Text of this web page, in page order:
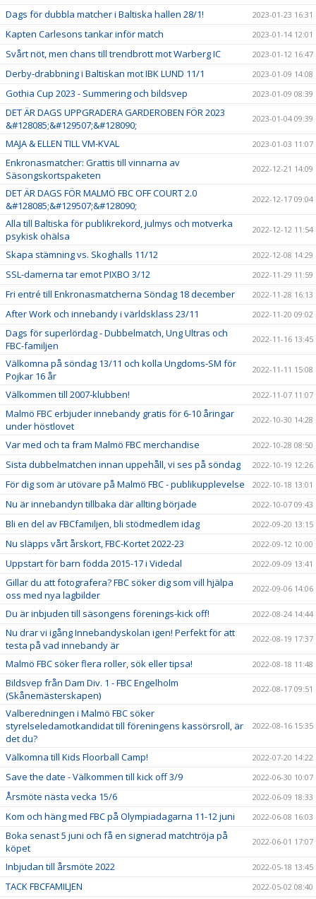
Dags för dubbla matcher i Baltiska hallen 28/1! 2023-01-23 16:31
Kapten Carlesons tankar inför match 2023-01-14 12:01
Svårt nöt, men chans till trendbrott mot Warberg IC 2023-01-12 16:47
Derby-drabbning i Baltiskan mot IBK LUND 11/1 2023-01-09 14:08
Gothia Cup 2023 - Summering och bildsvep 2023-01-09 08:39
DET ÄR DAGS UPPGRADERA GARDEROBEN FÖR 2023
&#128085;&#129507;&#128090;
2023-01-04 09:39
MAJA & ELLEN TILL VM-KVAL 2023-01-03 11:07
Enkronasmatcher: Grattis till vinnarna av
Säsongskortspaketen
2022-12-21 14:09
DET ÄR DAGS FÖR MALMÖ FBC OFF COURT 2.0
&#128085;&#129507;&#128090;
2022-12-17 09:04
Alla till Baltiska för publikrekord, julmys och motverka
psykisk ohälsa
2022-12-12 11:54
Skapa stämning vs. Skoghalls 11/12 2022-12-08 14:29
SSL-damerna tar emot PIXBO 3/12 2022-11-29 11:59
Fri entré till Enkronasmatcherna Söndag 18 december 2022-11-28 16:13
After Work och innebandy i världsklass 23/11 2022-11-20 09:02
Dags för superlördag - Dubbelmatch, Ung Ultras och
FBC-familjen
2022-11-16 13:45
Välkomna på söndag 13/11 och kolla Ungdoms-SM för
Pojkar 16 år
2022-11-11 15:08
Välkommen till 2007-klubben! 2022-11-07 11:07
Malmö FBC erbjuder innebandy gratis för 6-10 åringar
under höstlovet
2022-10-30 14:28
Var med och ta fram Malmö FBC merchandise 2022-10-28 08:50
Sista dubbelmatchen innan uppehåll, vi ses på söndag 2022-10-19 12:26
För dig som är utövare på Malmö FBC - publikupplevelse 2022-10-18 13:01
Nu är innebandyn tillbaka där allting började 2022-10-07 09:43
Bli en del av FBCfamiljen, bli stödmedlem idag 2022-09-20 13:15
Nu släpps vårt årskort, FBC-Kortet 2022-23 2022-09-12 10:00
Uppstart för barn födda 2015-17 i Videdal 2022-09-09 13:41
Gillar du att fotografera? FBC söker dig som vill hjälpa
oss med nya lagbilder
2022-09-06 14:06
Du är inbjuden till säsongens förenings-kick off! 2022-08-24 14:44
Nu drar vi igång Innebandyskolan igen! Perfekt för att
testa på vad innebandy är
2022-08-19 17:37
Malmö FBC söker flera roller, sök eller tipsa! 2022-08-18 11:48
Bildsvep från Dam Div. 1 - FBC Engelholm
(Skånemästerskapen)
2022-08-17 09:51
Valberedningen i Malmö FBC söker
styrelseledamotkandidat till föreningens kassörsroll, är
det du?
2022-08-16 15:35
Välkomna till Kids Floorball Camp! 2022-07-20 14:22
Save the date - Välkommen till kick off 3/9 2022-06-30 10:07
Årsmöte nästa vecka 15/6 2022-06-09 18:33
Kom och häng med FBC på Olympiadagarna 11-12 juni 2022-06-08 16:03
Boka senast 5 juni och få en signerad matchtröja på
köpet
2022-06-01 17:07
Inbjudan till årsmöte 2022 2022-05-18 13:45
TACK FBCFAMILJEN 2022-05-02 08:40